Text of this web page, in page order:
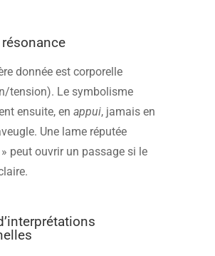
donnée est corporelle
tension). Le symbolisme
ensuite, en appui, jamais en
Une lame réputée
peut ouvrir un passage si le